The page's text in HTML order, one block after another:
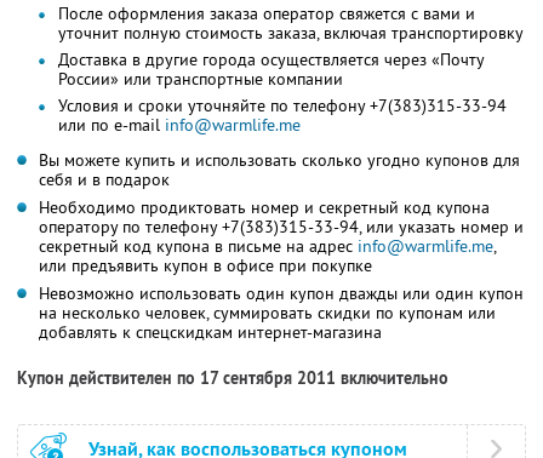
После оформления заказа оператор свяжется с вами и
уточнит полную стоимость заказа, включая транспортировку
Доставка в другие города осуществляется через «Почту
России» или транспортные компании
Условия и сроки уточняйте по телефону +7(383)315-33-94
или по e-mail info@warmlife.me
Вы можете купить и использовать сколько угодно купонов для
себя и в подарок
Необходимо продиктовать номер и секретный код купона
оператору по телефону +7(383)315-33-94, или указать номер и
секретный код купона в письме на адрес info@warmlife.me,
или предъявить купон в офисе при покупке
Невозможно использовать один купон дважды или один купон
на несколько человек, суммировать скидки по купонам или
добавлять к спецскидкам интернет-магазина
Купон действителен по 17 сентября 2011 включительно
Узнай, как воспользоваться купоном